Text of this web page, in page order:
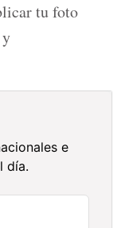
tu foto
e
día.